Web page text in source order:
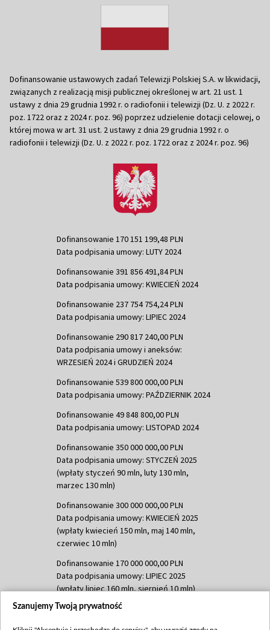
Dofinansowanie ustawowych zadań Telewizji Polskiej S.A. w likwidacji,
związanych z realizacją misji publicznej określonej w art. 21 ust. 1
ustawy z dnia 29 grudnia 1992 r. o radiofonii i telewizji (Dz. U. z 2022 r.
poz. 1722 oraz z 2024 r. poz. 96) poprzez udzielenie dotacji celowej, o
której mowa w art. 31 ust. 2 ustawy z dnia 29 grudnia 1992 r. o
radiofonii i telewizji (Dz. U. z 2022 r. poz. 1722 oraz z 2024 r. poz. 96)
Dofinansowanie 170 151 199,48 PLN
Data podpisania umowy: LUTY 2024
Dofinansowanie 391 856 491,84 PLN
Data podpisania umowy: KWIECIEŃ 2024
Dofinansowanie 237 754 754,24 PLN
Data podpisania umowy: LIPIEC 2024
Dofinansowanie 290 817 240,00 PLN
Data podpisania umowy i aneksów:
WRZESIEŃ 2024 i GRUDZIEŃ 2024
Dofinansowanie 539 800 000,00 PLN
Data podpisania umowy: PAŹDZIERNIK 2024
Dofinansowanie 49 848 800,00 PLN
Data podpisania umowy: LISTOPAD 2024
Dofinansowanie 350 000 000,00 PLN
Data podpisania umowy: STYCZEŃ 2025
(wpłaty styczeń 90 mln, luty 130 mln,
marzec 130 mln)
Dofinansowanie 300 000 000,00 PLN
Data podpisania umowy: KWIECIEŃ 2025
(wpłaty kwiecień 150 mln, maj 140 mln,
czerwiec 10 mln)
Dofinansowanie 170 000 000,00 PLN
Data podpisania umowy: LIPIEC 2025
(wpłaty lipiec 160 mln, sierpień 10 mln)
Dofinansowanie 60 000 000,00 PLN
Szanujemy Twoją prywatność